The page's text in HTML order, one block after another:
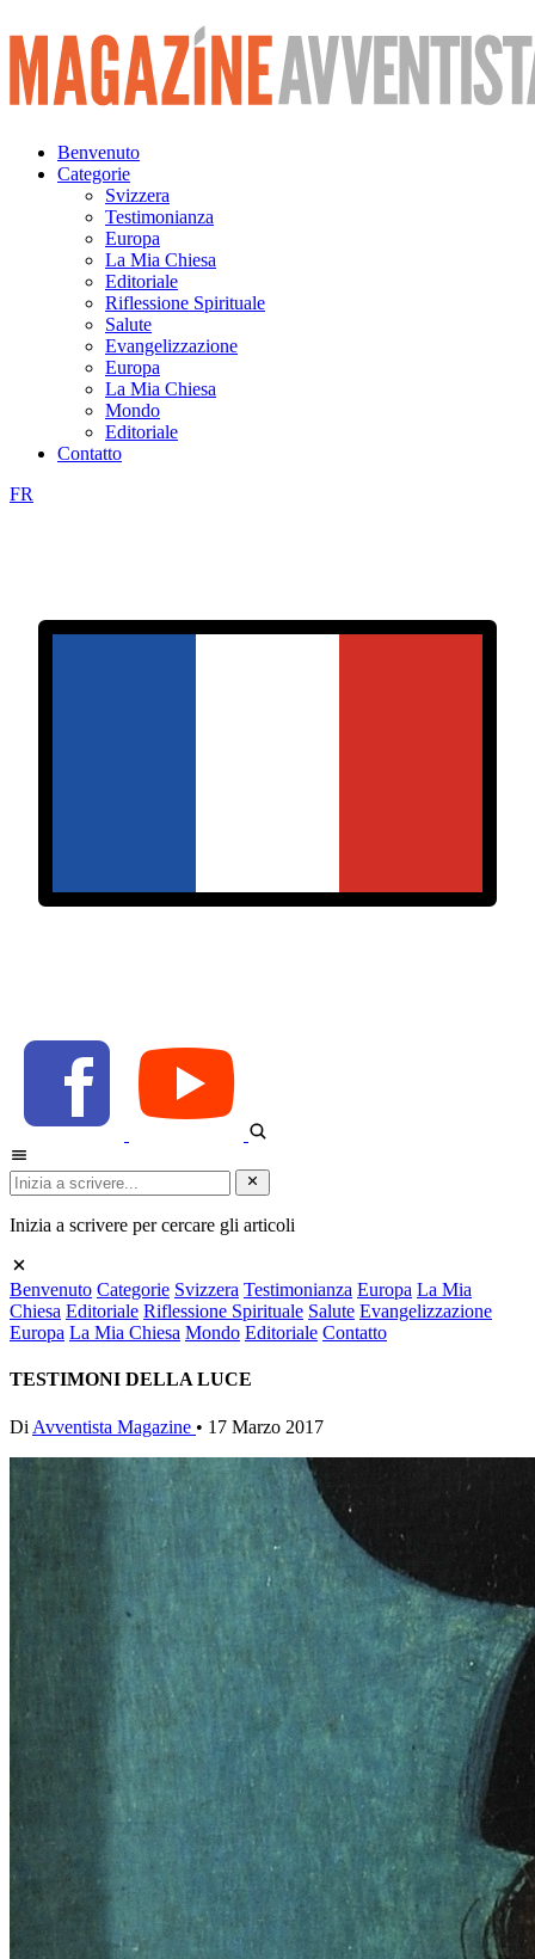
Vai
al
contenuto
Benvenuto
Categorie
Svizzera
Testimonianza
Europa
La Mia Chiesa
Editoriale
Riflessione Spirituale
Salute
Evangelizzazione
Europa
La Mia Chiesa
Mondo
Editoriale
Contatto
FR
Inizia a scrivere per cercare gli articoli
Benvenuto Categorie Svizzera Testimonianza Europa La Mia
Chiesa Editoriale Riflessione Spirituale Salute Evangelizzazione
Europa La Mia Chiesa Mondo Editoriale Contatto
TESTIMONI DELLA LUCE
Di Avventista Magazine • 17 Marzo 2017